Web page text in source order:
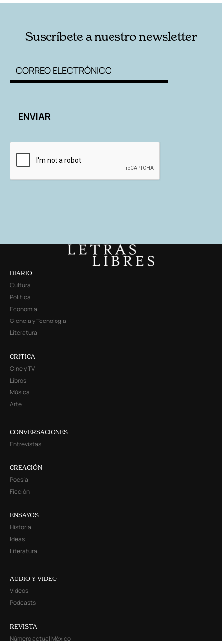
Suscríbete a nuestro newsletter
DIARIO
Cultura
Política
Economía
Ciencia y Tecnología
Literatura
CRITICA
Cine y TV
Libros
Música
Arte
CONVERSACIONES
Entrevistas
CREACIÓN
Poesía
Ficción
ENSAYOS
Historia
Ideas
Literatura
AUDIO Y VIDEO
Videos
Podcasts
REVISTA
Número actual México